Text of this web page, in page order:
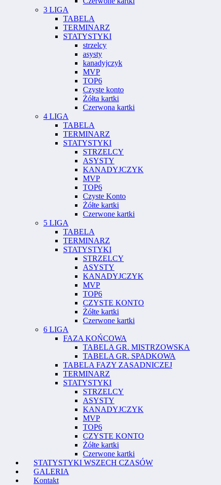
3 LIGA
TABELA
TERMINARZ
STATYSTYKI
strzelcy
asysty
kanadyjczyk
MVP
TOP6
Czyste konto
Żółta kartki
Czerwona kartki
4 LIGA
TABELA
TERMINARZ
STATYSTYKI
STRZELCY
ASYSTY
KANADYJCZYK
MVP
TOP6
Czyste Konto
Żółte kartki
Czerwone kartki
5 LIGA
TABELA
TERMINARZ
STATYSTYKI
STRZELCY
ASYSTY
KANADYJCZYK
MVP
TOP6
CZYSTE KONTO
Żółte kartki
Czerwone kartki
6 LIGA
FAZA KOŃCOWA
TABELA GR. MISTRZOWSKA
TABELA GR. SPADKOWA
TABELA FAZY ZASADNICZEJ
TERMINARZ
STATYSTYKI
STRZELCY
ASYSTY
KANADYJCZYK
MVP
TOP6
CZYSTE KONTO
Żółte kartki
Czerwone kartki
STATYSTYKI WSZECH CZASÓW
GALERIA
Kontakt